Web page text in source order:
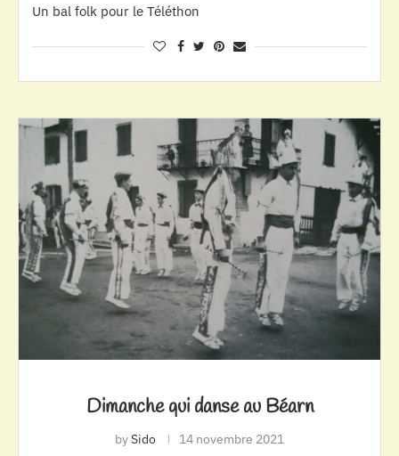
Un bal folk pour le Téléthon
Dimanche qui danse au Béarn
bySido 14 novembre 2021